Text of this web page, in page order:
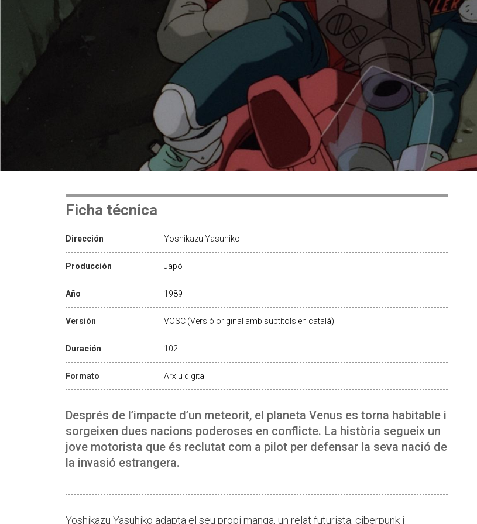
Ficha técnica
Dirección Yoshikazu Yasuhiko
Producción Japó
Año 1989
Versión VOSC (Versió original amb subtítols en català)
Duración 102'
Formato Arxiu digital
Després de l’impacte d’un meteorit, el planeta Venus es torna habitable i
sorgeixen dues nacions poderoses en conflicte. La història segueix un
jove motorista que és reclutat com a pilot per defensar la seva nació de
la invasió estrangera.
Yoshikazu Yasuhiko adapta el seu propi manga, un relat futurista, ciberpunk i